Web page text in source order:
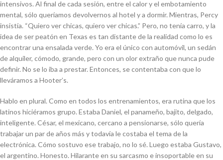
intensivos. Al final de cada sesión, entre el calor y el embotamiento
mental, sólo queríamos devolvernos al hotel y a dormir. Mientras, Percy
insistía. “Quiero ver chicas, quiero ver chicas.” Pero, no tenía carro, y la
idea de ser peatón en Texas es tan distante de la realidad como lo es
encontrar una ensalada verde. Yo era el único con automóvil, un sedán
de alquiler, cómodo, grande, pero con un olor extraño que nunca pude
definir. No se lo iba a prestar. Entonces, se contentaba con que lo
lleváramos a Hooter’s.
Hablo en plural. Como en todos los entrenamientos, era rutina que los
latinos hiciéramos grupo. Estaba Daniel, el panameño, bajito, delgado,
inteligente. César, el mexicano, cercano a pensionarse, sólo quería
trabajar un par de años más y todavía le costaba el tema de la
electrónica. Cómo sostuvo ese trabajo, no lo sé. Luego estaba Gustavo,
el argentino. Honesto. Hilarante en su sarcasmo e insoportable en su